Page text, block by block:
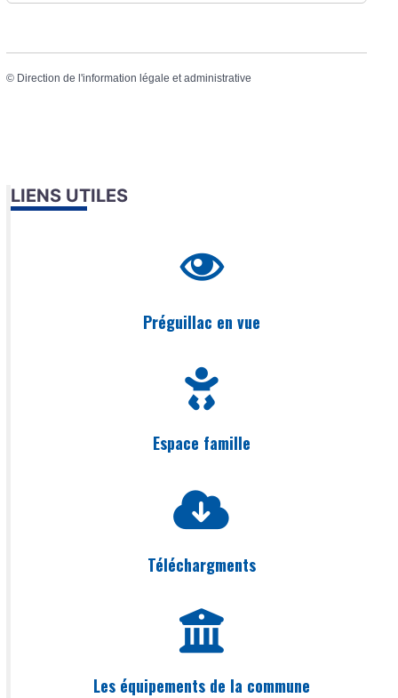
© Direction de l'information légale et administrative
LIENS UTILES
Préguillac en vue
Espace famille
Téléchargments
Les équipements de la commune